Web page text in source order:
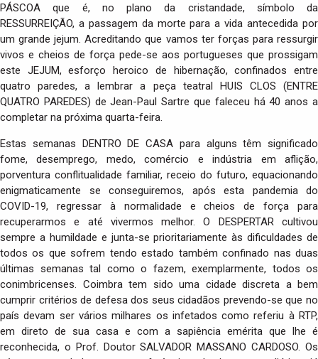
PÁSCOA que é, no plano da cristandade, símbolo da
RESSURREIÇÃO, a passagem da morte para a vida antecedida por
um grande jejum. Acreditando que vamos ter forças para ressurgir
vivos e cheios de força pede-se aos portugueses que prossigam
este JEJUM, esforço heroico de hibernação, confinados entre
quatro paredes, a lembrar a peça teatral HUIS CLOS (ENTRE
QUATRO PAREDES) de Jean-Paul Sartre que faleceu há 40 anos a
completar na próxima quarta-feira.
Estas semanas DENTRO DE CASA para alguns têm significado
fome, desemprego, medo, comércio e indústria em aflição,
porventura conflitualidade familiar, receio do futuro, equacionando
enigmaticamente se conseguiremos, após esta pandemia do
COVID-19, regressar à normalidade e cheios de força para
recuperarmos e até vivermos melhor. O DESPERTAR cultivou
sempre a humildade e junta-se prioritariamente às dificuldades de
todos os que sofrem tendo estado também confinado nas duas
últimas semanas tal como o fazem, exemplarmente, todos os
conimbricenses. Coimbra tem sido uma cidade discreta a bem
cumprir critérios de defesa dos seus cidadãos prevendo-se que no
país devam ser vários milhares os infetados como referiu à RTP,
em direto de sua casa e com a sapiência emérita que lhe é
reconhecida, o Prof. Doutor SALVADOR MASSANO CARDOSO. Os